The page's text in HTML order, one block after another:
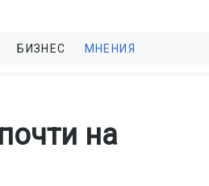
БИЗНЕС МНЕНИЯ
на